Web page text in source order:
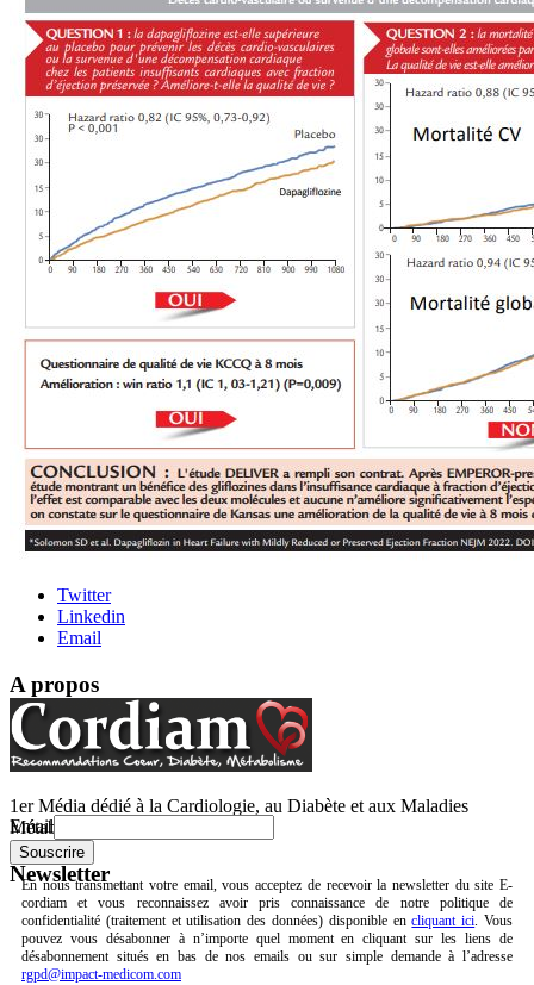
Twitter
Linkedin
Email
A propos
1er Média dédié à la Cardiologie, au Diabète et aux Maladies
Métaboliques.
Newsletter
Email
En nous transmettant votre email, vous acceptez de recevoir la newsletter du site E-
cordiam et vous reconnaissez avoir pris connaissance de notre politique de
confidentialité (traitement et utilisation des données) disponible encliquant ici. Vous
pouvez vous désabonner à n’importe quel moment en cliquant sur les liens de
désabonnement situés en bas de nos emails ou sur simple demande à l’adresse
rgpd@impact-medicom.com